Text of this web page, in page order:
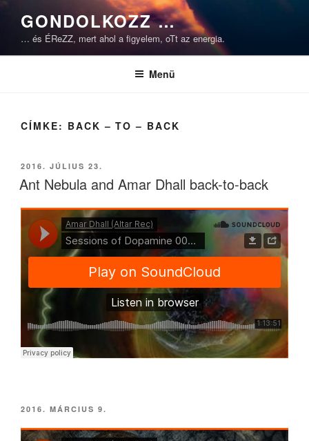
Tartalomhoz
GONDOLKOZZ …
… és ÉReZZ, mert ahol a figyelem, oTt az energia.
Menü
CÍMKE: BACK – TO – BACK
BEKÜLDVE:
2016. JÚLIUS 23.
Ant Nebula and Amar Dhall back-to-back
BEKÜLDVE:
2016. MÁRCIUS 9.